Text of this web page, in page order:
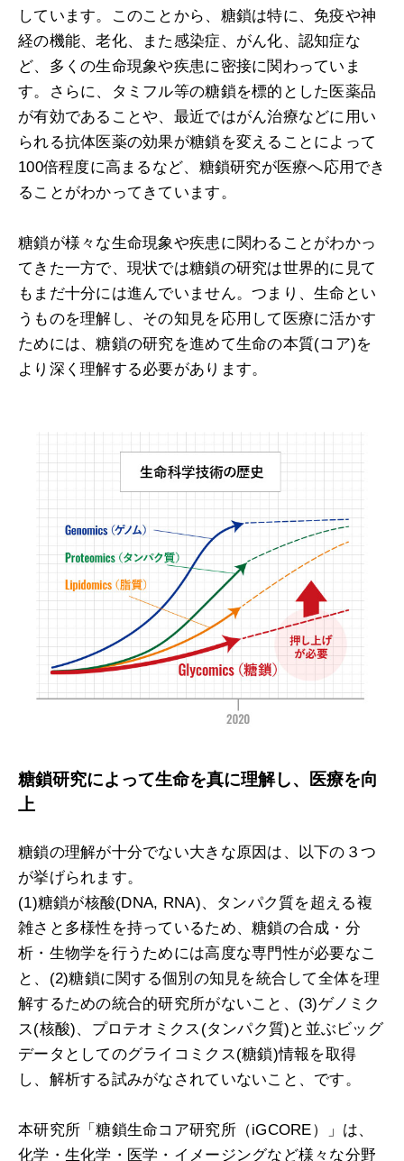
しています。このことから、糖鎖は特に、免疫や神
経の機能、老化、また感染症、がん化、認知症な
ど、多くの生命現象や疾患に密接に関わっていま
す。さらに、タミフル等の糖鎖を標的とした医薬品
が有効であることや、最近ではがん治療などに用い
られる抗体医薬の効果が糖鎖を変えることによって
100倍程度に高まるなど、糖鎖研究が医療へ応用でき
ることがわかってきています。
糖鎖が様々な生命現象や疾患に関わることがわかっ
てきた一方で、現状では糖鎖の研究は世界的に見て
もまだ十分には進んでいません。つまり、生命とい
うものを理解し、その知見を応用して医療に活かす
ためには、糖鎖の研究を進めて生命の本質(コア)を
より深く理解する必要があります。
糖鎖研究によって生命を真に理解し、
医療を向
上
糖鎖の理解が十分でない大きな原因は、以下の３つ
が挙げられます。
(1)糖鎖が核酸(DNA, RNA)、タンパク質を超える複
雑さと多様性を持っているため、糖鎖の合成・分
析・生物学を行うためには高度な専門性が必要なこ
と、(2)糖鎖に関する個別の知見を統合して全体を理
解するための統合的研究所がないこと、(3)ゲノミク
ス(核酸)、プロテオミクス(タンパク質)と並ぶビッグ
データとしてのグライコミクス(糖鎖)情報を取得
し、解析する試みがなされていないこと、です。
本研究所「糖鎖生命コア研究所（iGCORE）」は、
化学・生化学・医学・イメージングなど様々な分野